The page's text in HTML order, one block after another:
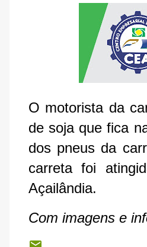
O motorista da
de soja que fica
dos pneus da
carreta foi
Açailândia.
Com imagens e